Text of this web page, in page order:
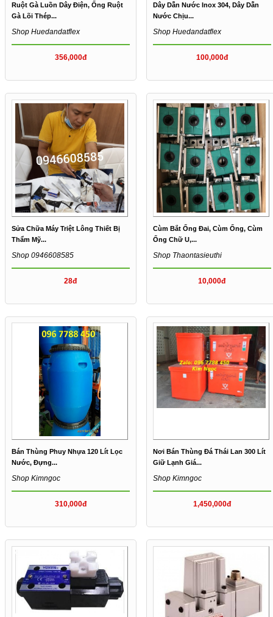
Ruột Gà Luồn Dây Điện, Ống Ruột
Gà Lõi Thép...
Shop Huedandatflex
356,000đ
Dây Dẫn Nước Inox 304, Dây Dẫn
Nước Chịu...
Shop Huedandatflex
100,000đ
Sửa Chữa Máy Triệt Lông Thiết Bị
Thẩm Mỹ...
Shop 0946608585
28đ
Cùm Bắt Ống Đai, Cùm Ống, Cùm
Ống Chữ U,...
Shop Thaontasieuthi
10,000đ
Bán Thùng Phuy Nhựa 120 Lít Lọc
Nước, Đựng...
Shop Kimngoc
310,000đ
Nơi Bán Thùng Đá Thái Lan 300 Lít
Giữ Lạnh Giá...
Shop Kimngoc
1,450,000đ